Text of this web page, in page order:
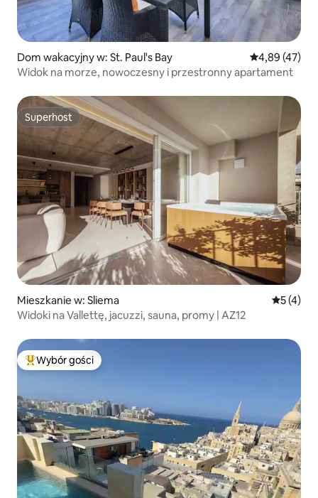
Dom wakacyjny w: St. Paul's Bay Średnia
4,89 (47)
Widok na morze, nowoczesny i przestronny apartament
Superhost
Superhost
Mieszkanie w: Sliema Średnia
5 (4)
Widoki na Vallettę, jacuzzi, sauna, promy | AZ12
Najpopularniejsze z kategorii Wybór gości
Wybór gości